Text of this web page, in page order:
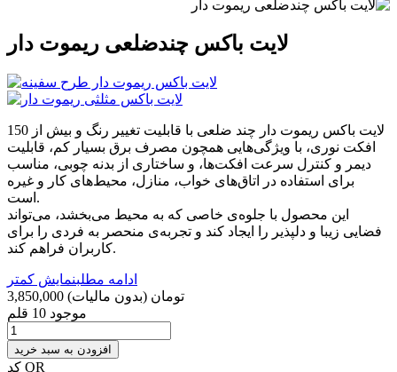
لایت باکس چندضلعی ریموت دار
لایت باکس ریموت دار چند ضلعی با قابلیت تغییر رنگ و بیش از 150
افکت نوری، با ویژگی‌هایی همچون مصرف برق بسیار کم، قابلیت
دیمر و کنترل سرعت افکت‌ها، و ساختاری از بدنه چوبی، مناسب
برای استفاده در اتاق‌های خواب، منازل، محیط‌های کار و غیره
است.
این محصول با جلوه‌ی خاصی که به محیط می‌بخشد، می‌تواند
فضایی زیبا و دلپذیر را ایجاد کند و تجربه‌ی منحصر به فردی را برای
کاربران فراهم کند.
ادامه مطلبنمایش کمتر
3,850,000 تومان (بدون مالیات)
موجود 10 قلم
افزودن به سبد خرید
کد QR